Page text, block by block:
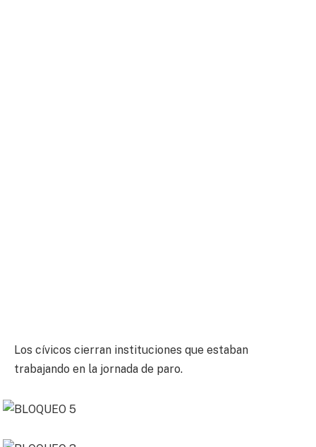
Los cívicos cierran instituciones que estaban
trabajando en la jornada de paro.